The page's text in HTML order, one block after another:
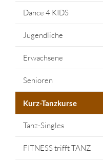
Dance 4 KIDS
Jugendliche
Erwachsene
Senioren
Kurz-Tanzkurse
Tanz-Singles
FITNESS trifft TANZ